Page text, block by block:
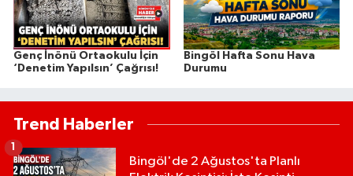
Genç İnönü Ortaokulu İçin
‘Denetim Yapılsın’ Çağrısı!
Bingöl Hafta Sonu Hava
Durumu
Trend Haberler
Bingöl'de 2 Ağustos'ta Planlı
1